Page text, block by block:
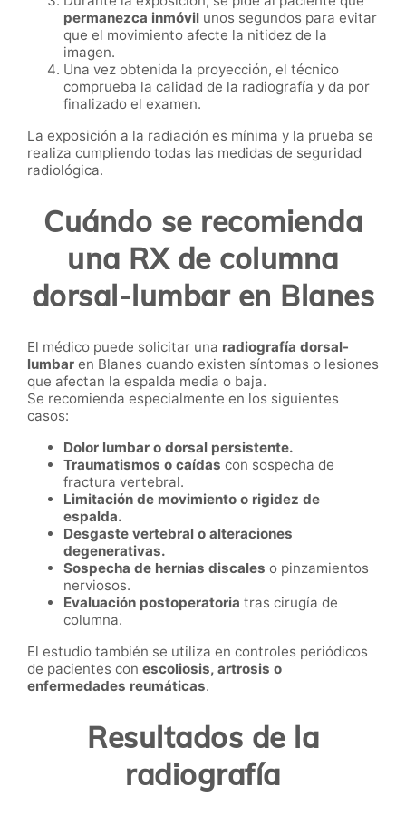
permanezca inmóvil unos segundos para evitar
que el movimiento afecte la nitidez de la
imagen.
Una vez obtenida la proyección, el técnico
comprueba la calidad de la radiografía y da por
finalizado el examen.
La exposición a la radiación es mínima y la prueba se
realiza cumpliendo todas las medidas de seguridad
radiológica.
Cuándo se recomienda
una RX de columna
dorsal-lumbar en Blanes
El médico puede solicitar una radiografía dorsal-
lumbar en Blanes cuando existen síntomas o lesiones
que afectan la espalda media o baja.
Se recomienda especialmente en los siguientes
casos:
Dolor lumbar o dorsal persistente.
Traumatismos o caídas con sospecha de
fractura vertebral.
Limitación de movimiento o rigidez de
espalda.
Desgaste vertebral o alteraciones
degenerativas.
Sospecha de hernias discales o pinzamientos
nerviosos.
Evaluación postoperatoria tras cirugía de
columna.
El estudio también se utiliza en controles periódicos
de pacientes con escoliosis, artrosis o
enfermedades reumáticas.
Resultados de la
radiografía